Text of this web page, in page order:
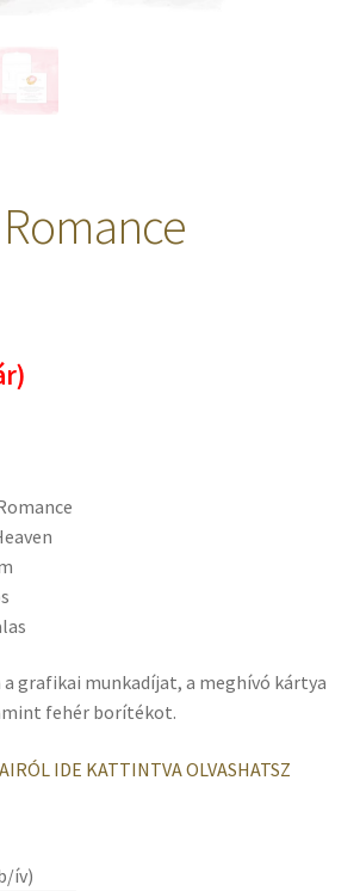
grafikai munkadíjat, a meghívó kártya
fehér borítékot.
IDE KATTINTVA OLVASHATSZ
ív)